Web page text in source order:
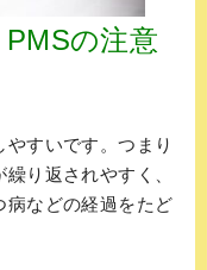
PMSの注意
やすいです。つまり
り返されやすく、
病などの経過をたど